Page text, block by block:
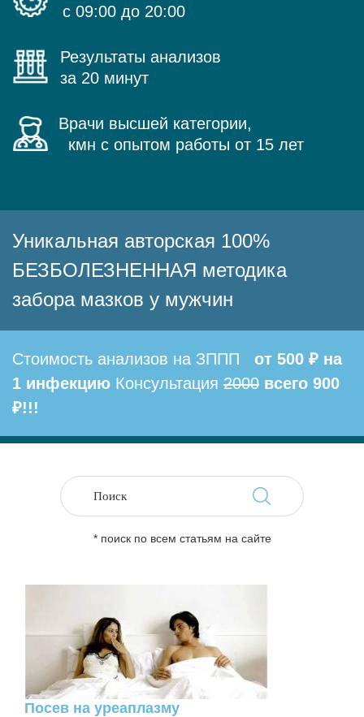
с 09:00 до 20:00
Результаты анализов
за 20 минут
Врачи высшей категории,
кмн с опытом работы от 15 лет
Уникальная авторская 100%
БЕЗБОЛЕЗНЕННАЯ методика
забора мазков у мужчин
Стоимость анализов на ЗППП
от 500 ₽ на
1 инфекцию Консультация 2000 всего 900
₽!!!
* поиск по всем статьям на сайте
Посев на уреаплазму